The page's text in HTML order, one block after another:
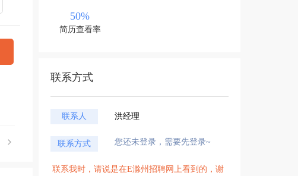
50%
简历查看率
联系方式
联系人 洪经理
联系方式 您还未登录，需要先登录~
联系我时，请说是在E滁州招聘网上看到的，谢